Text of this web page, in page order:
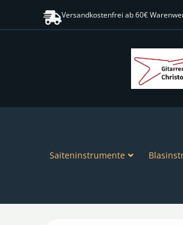
Versandkostenfrei ab 60€
Saiteninstrumente